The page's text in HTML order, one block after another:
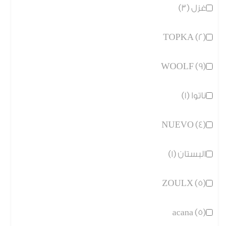
غزل (3)
TOPKA (2)
WOOLF (9)
ناتوا (1)
NUEVO (4)
البستان (1)
ZOULX (5)
acana (5)